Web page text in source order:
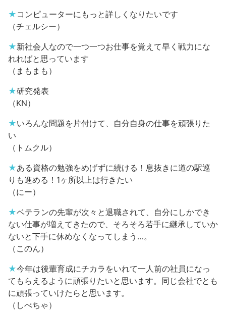
★ コンピューターにもっと詳しくなりたいです
（チェルシー）
★新社会人なので一つ一つお仕事を覚えて早く戦力にな
れればと思っています
（まもまも）
★研究発表
（KN）
★いろんな問題を片付けて、自分自身の仕事を頑張りた
い
（トムクル）
★ある資格の勉強をめげずに続ける！息抜きに道の駅巡
りも進める！1ヶ所以上は行きたい
（にー）
★ベテランの先輩が次々と退職されて、自分にしかでき
ない仕事が増えてきたので、そろそろ若手に継承していか
ないと下手に休めなくなってしまう…。
（このん）
★今年は後輩育成にチカラをいれて一人前の社員になっ
てもらえるように頑張りたいと思います。同じ会社でとも
に頑張っていけたらと思います。
（しべちゃ）